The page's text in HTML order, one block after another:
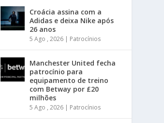
Croácia assina com a
Adidas e deixa Nike após
26 anos
5 Ago , 2026 | Patrocínios
Manchester United fecha
patrocínio para
equipamento de treino
com Betway por £20
milhões
5 Ago , 2026 | Patrocínios